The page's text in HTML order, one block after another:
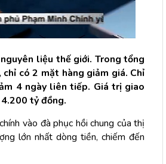
liệu thế giới. Trong tổng
có 2 mặt hàng giảm giá. Chỉ
4 ngày liên tiếp. Giá trị giao
tỷ đồng.
vào đà phục hồi chung của thị
lớn nhất dòng tiền, chiếm đến